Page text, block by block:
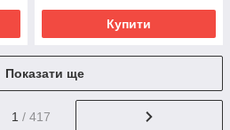
Купити
Показати ще
1 / 417